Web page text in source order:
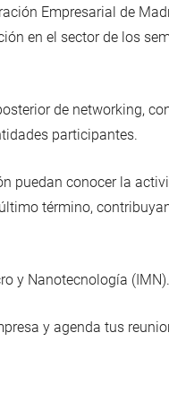
Empresarial de
en el sector de los
de networking,
participantes.
puedan conocer la
término,
y Nanotecnología (IMN).
y agenda tus